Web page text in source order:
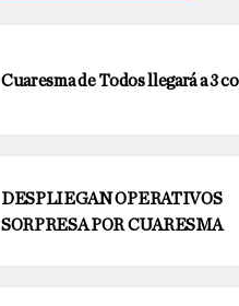
Cuaresma de Todos llegará a 3
DESPLIEGAN OPERATIVOS
SORPRESA POR CUARESMA